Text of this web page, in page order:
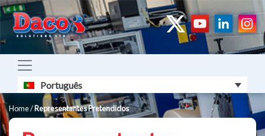
Português
Home/Representantes Pretendidos